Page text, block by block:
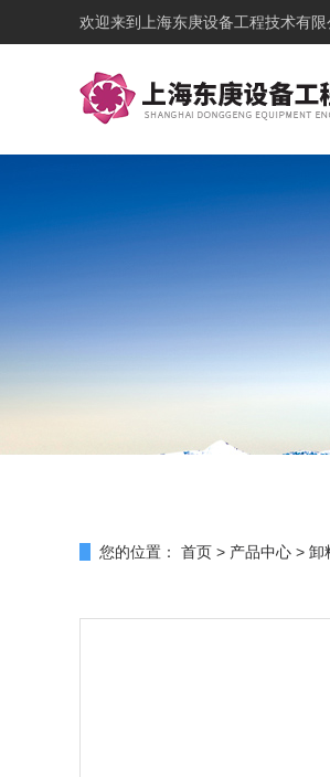
欢迎来到 上海东庚设备工程技术有
您的位置： 首页 > 产品中心 > 卸